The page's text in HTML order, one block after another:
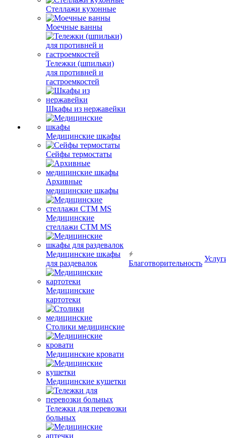
Стеллажи кухонные
Моечные ванны
Тележки (шпильки)
для противней и
гастроемкостей
Шкафы из нержавейки
Медицинские шкафы
Сейфы термостаты
Архивные
медицинские шкафы
Медицинские
стеллажи CTM MS
Медицинские шкафы
для раздевалок
Медицинские
картотеки
Столики медицинские
Медицинские кровати
Медицинские кушетки
Тележки для перевозки
больных
Благотворительность